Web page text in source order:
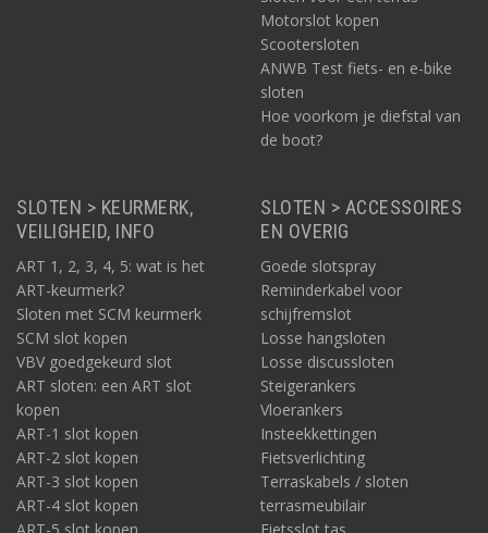
Motorslot kopen
Scootersloten
ANWB Test fiets- en e-bike
sloten
Hoe voorkom je diefstal van
de boot?
SLOTEN > KEURMERK,
VEILIGHEID, INFO
ART 1, 2, 3, 4, 5: wat is het
ART-keurmerk?
Sloten met SCM keurmerk
SCM slot kopen
VBV goedgekeurd slot
ART sloten: een ART slot
kopen
ART-1 slot kopen
ART-2 slot kopen
ART-3 slot kopen
ART-4 slot kopen
SLOTEN > ACCESSOIRES
EN OVERIG
Goede slotspray
Reminderkabel voor
schijfremslot
Losse hangsloten
Losse discussloten
Steigerankers
Vloerankers
Insteekkettingen
Fietsverlichting
Terraskabels / sloten
terrasmeubilair